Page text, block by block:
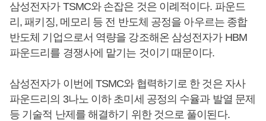
삼성전자가 TSMC와 손잡은 것은 이례적이다. 파운드
리, 패키징, 메모리 등 전 반도체 공정을 아우르는 종합
반도체 기업으로서 역량을 강조해온 삼성전자가 HBM
파운드리를 경쟁사에 맡기는 것이기 때문이다.
삼성전자가 이번에 TSMC와 협력하기로 한 것은 자사
파운드리의 3나노 이하 초미세 공정의 수율과 발열 문제
등 기술적 난제를 해결하기 위한 것으로 풀이된다.